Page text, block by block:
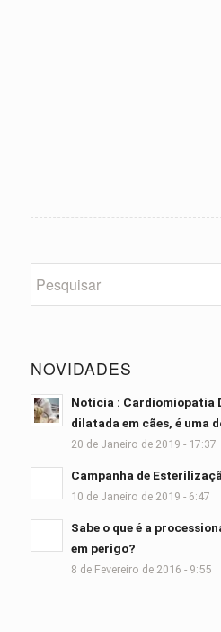
NOVIDADES
Notícia : Cardiomiopatia
dilatada em cães, é uma
20 de Janeiro de 2019 - 17:37
Campanha de
10 de Janeiro de 2019 - 6:47
Sabe o que é a
em perigo?
8 de Fevereiro de 2016 - 9:55